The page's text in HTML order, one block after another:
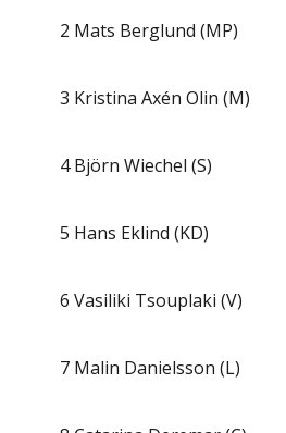
2 Mats Berglund (MP)
3 Kristina Axén Olin (M)
4 Björn Wiechel (S)
5 Hans Eklind (KD)
6 Vasiliki Tsouplaki (V)
7 Malin Danielsson (L)